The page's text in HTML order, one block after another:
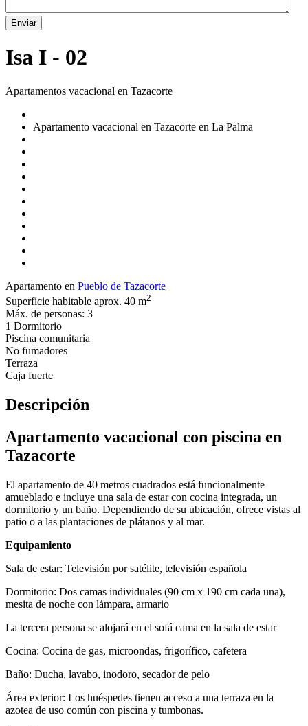
Enviar
Isa I - 02
Apartamentos vacacional en Tazacorte
Apartamento vacacional en Tazacorte en La Palma
Apartamento en Pueblo de Tazacorte
Superficie habitable aprox. 40 m2
Máx. de personas: 3
1 Dormitorio
Piscina comunitaria
No fumadores
Terraza
Caja fuerte
Descripción
Apartamento vacacional con piscina en
Tazacorte
El apartamento de 40 metros cuadrados está funcionalmente
amueblado e incluye una sala de estar con cocina integrada, un
dormitorio y un baño. Dependiendo de su ubicación, ofrece vistas al
patio o a las plantaciones de plátanos y al mar.
Equipamiento
Sala de estar: Televisión por satélite, televisión española
Dormitorio: Dos camas individuales (90 cm x 190 cm cada una),
mesita de noche con lámpara, armario
La tercera persona se alojará en el sofá cama en la sala de estar
Cocina: Cocina de gas, microondas, frigorífico, cafetera
Baño: Ducha, lavabo, inodoro, secador de pelo
Área exterior: Los huéspedes tienen acceso a una terraza en la
azotea de uso común con piscina y tumbonas.